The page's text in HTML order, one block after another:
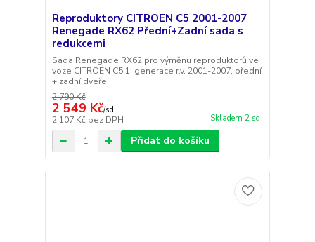
Reproduktory CITROEN C5 2001-2007
Renegade RX62 Přední+Zadní sada s
redukcemi
Sada Renegade RX62 pro výměnu reproduktorů ve
voze CITROEN C5 1. generace r.v. 2001-2007, přední
+ zadní dveře
2 790 Kč
2 549 Kč/sd
2 107 Kč bez DPH Skladem 2 sd
Přidat do košíku